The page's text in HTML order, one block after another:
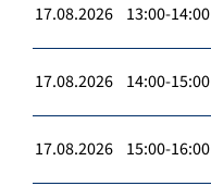
17.08.2026 13:00-14:00
17.08.2026 14:00-15:00
17.08.2026 15:00-16:00